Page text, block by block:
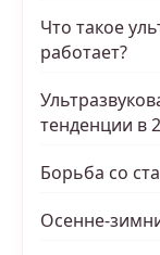
Что такое
работает?
тенденции в
Борьба со
Осенне-